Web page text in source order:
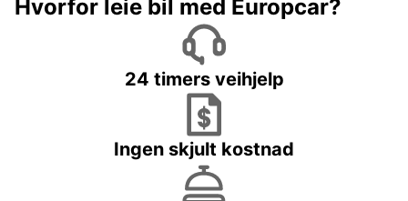
Hvorfor leie bil med Europcar?
24 timers veihjelp
Ingen skjult kostnad